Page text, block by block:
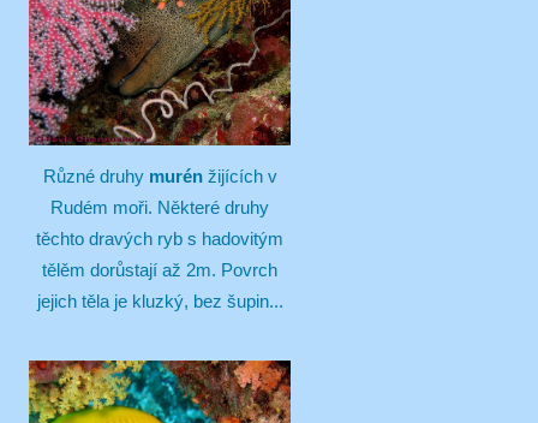
Různé druhy murénžijících v
Rudém moři. Některé druhy
těchto dravých ryb s hadovitým
tělěm dorůstají až 2m. Povrch
jejich těla je kluzký, bez šupin...